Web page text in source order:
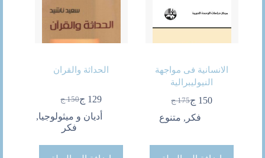
الانسانية فى مواجهة
النيوليبرالية
175 ج
السعر
الأصلي
150 جالسعر
الحاليفكر , متنوع
الحداثة والقران
150 ج
السعر
الأصلي
هو:
129 جالسعر
الحالي
هو:
أديان و ميثولوجيا,
فكر